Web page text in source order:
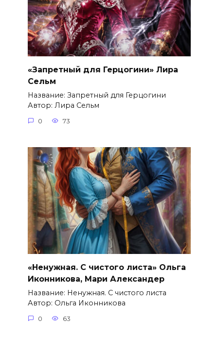
«Запретный для Герцогини» Лира
Сельм
Название: Запретный для Герцогини
Автор: Лира Сельм
0 73
«Ненужная. С чистого листа» Ольга
Иконникова, Мари Александер
Название: Ненужная. С чистого листа
Автор: Ольга Иконникова
0 63